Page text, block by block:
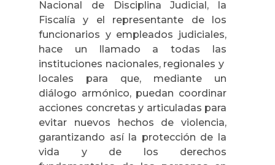
Nacional de Disciplina Judicial, la
Fiscalía y el representante de los
funcionarios y empleados judiciales,
hace un llamado a todas las
instituciones nacionales, regionales y
locales para que, mediante un
diálogo armónico, puedan coordinar
acciones concretas y articuladas para
evitar nuevos hechos de violencia,
garantizando así la protección de la
vida y de los derechos